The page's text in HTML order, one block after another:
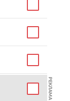
РЕКЛАМА